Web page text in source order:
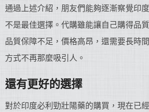
通過上述介紹，朋友們能夠逐漸察覺印
不是最佳選擇。代購雖能讓自己購得品
品質保障不足，價格高昂，還需要長時
方式不再那麼吸引人。
還有更好的選擇
對於印度必利勁壯陽藥的購買，現在已